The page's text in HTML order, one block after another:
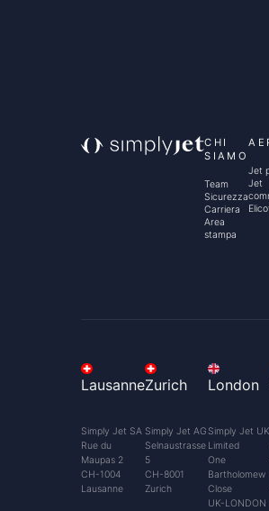
CHI
SIAMO
Team
Sicurezza
Carriera
Area
stampa
Jet
Jet
Lausanne
Simply Jet SA
Rue du
Maupas 2
CH-1004
Lausanne
Zurich
Simply Jet AG
Selnaustrasse
5
CH-8001
Zurich
London
Simply Jet UK
Limited
One
Bartholomew
Close
UK-LONDON